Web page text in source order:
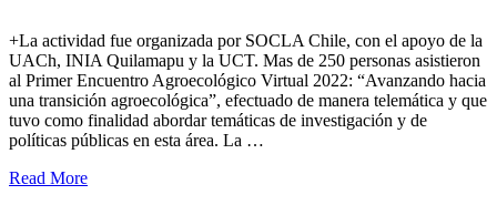
+La actividad fue organizada por SOCLA Chile, con el apoyo de la
UACh, INIA Quilamapu y la UCT. Mas de 250 personas asistieron
al Primer Encuentro Agroecológico Virtual 2022: “Avanzando hacia
una transición agroecológica”, efectuado de manera telemática y que
tuvo como finalidad abordar temáticas de investigación y de
políticas públicas en esta área. La …
Read More